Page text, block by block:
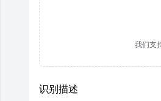
我们支
识别描述